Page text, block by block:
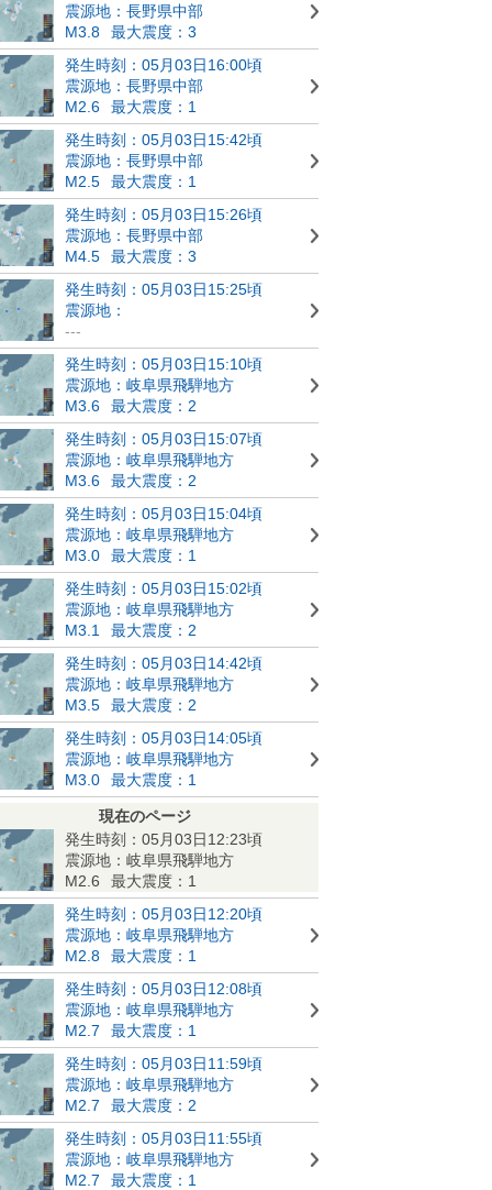
震源地：長野県中部
M3.8
最大震度：3
発生時刻：05月03日16:00頃
震源地：長野県中部
M2.6
最大震度：1
発生時刻：05月03日15:42頃
震源地：長野県中部
M2.5
最大震度：1
発生時刻：05月03日15:26頃
震源地：長野県中部
M4.5
最大震度：3
発生時刻：05月03日15:25頃
震源地：
---
発生時刻：05月03日15:10頃
震源地：岐阜県飛騨地方
M3.6
最大震度：2
発生時刻：05月03日15:07頃
震源地：岐阜県飛騨地方
M3.6
最大震度：2
発生時刻：05月03日15:04頃
震源地：岐阜県飛騨地方
M3.0
最大震度：1
発生時刻：05月03日15:02頃
震源地：岐阜県飛騨地方
M3.1
最大震度：2
発生時刻：05月03日14:42頃
震源地：岐阜県飛騨地方
M3.5
最大震度：2
発生時刻：05月03日14:05頃
震源地：岐阜県飛騨地方
M3.0
最大震度：1
現在のページ
発生時刻：05月03日12:23頃
震源地：岐阜県飛騨地方
M2.6
最大震度：1
発生時刻：05月03日12:20頃
震源地：岐阜県飛騨地方
M2.8
最大震度：1
発生時刻：05月03日12:08頃
震源地：岐阜県飛騨地方
M2.7
最大震度：1
発生時刻：05月03日11:59頃
震源地：岐阜県飛騨地方
M2.7
最大震度：2
発生時刻：05月03日11:55頃
震源地：岐阜県飛騨地方
M2.7
最大震度：1